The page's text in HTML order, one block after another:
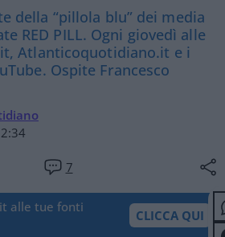
della “pillola blu” dei media
RED PILL. Ogni giovedì alle
Atlanticoquotidiano.it e i
Ospite Francesco
7
alle tue fonti
CLICCA QUI